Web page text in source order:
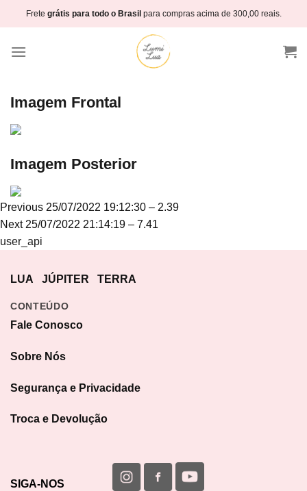
to
Frete grátis para todo o Brasilpara compras acima de 300,00 reais.
Imagem Frontal
Imagem Posterior
Navegação
de
Post
Previous Previous
post:
25/07/2022 19:12:30 – 2.39
Next Next
post:
25/07/2022 21:14:19 – 7.41
user_api
LUA JÚPITER TERRA
CONTEÚDO
Fale Conosco
Sobre Nós
Segurança e Privacidade
Troca e Devolução
SIGA-NOS